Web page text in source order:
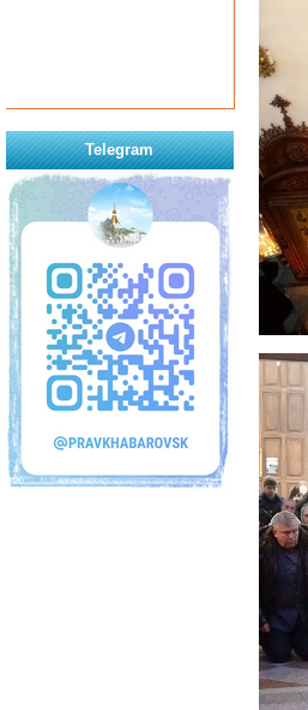
Telegram